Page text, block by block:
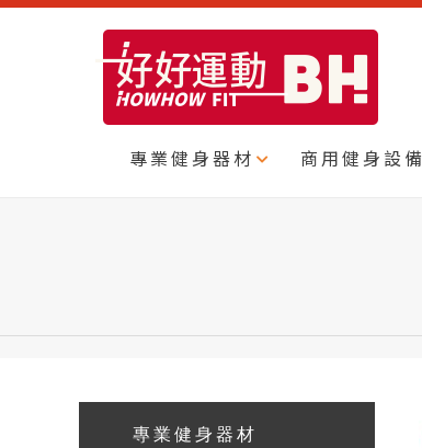
專業健身器材 商用健身設備
專業健身器材